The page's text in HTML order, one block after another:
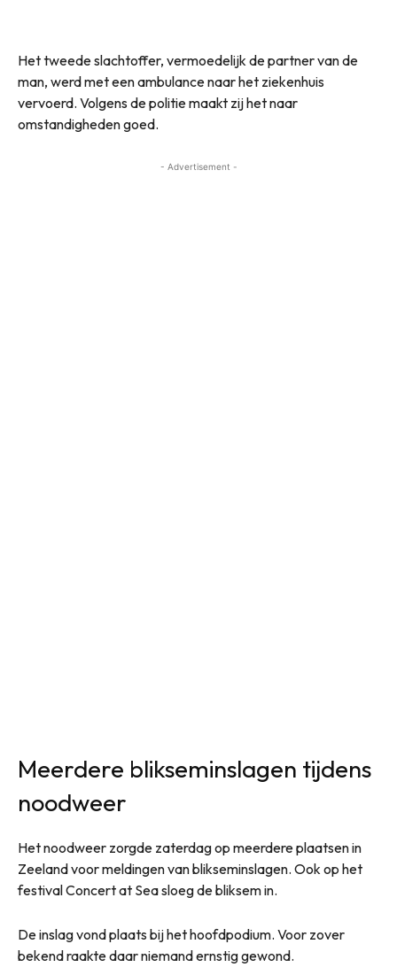
Het tweede slachtoffer, vermoedelijk de partner van de
man, werd met een ambulance naar het ziekenhuis
vervoerd. Volgens de politie maakt zij het naar
omstandigheden goed.
- Advertisement -
Meerdere blikseminslagen tijdens
noodweer
Het noodweer zorgde zaterdag op meerdere plaatsen in
Zeeland voor meldingen van blikseminslagen. Ook op het
festival Concert at Sea sloeg de bliksem in.
De inslag vond plaats bij het hoofdpodium. Voor zover
bekend raakte daar niemand ernstig gewond.